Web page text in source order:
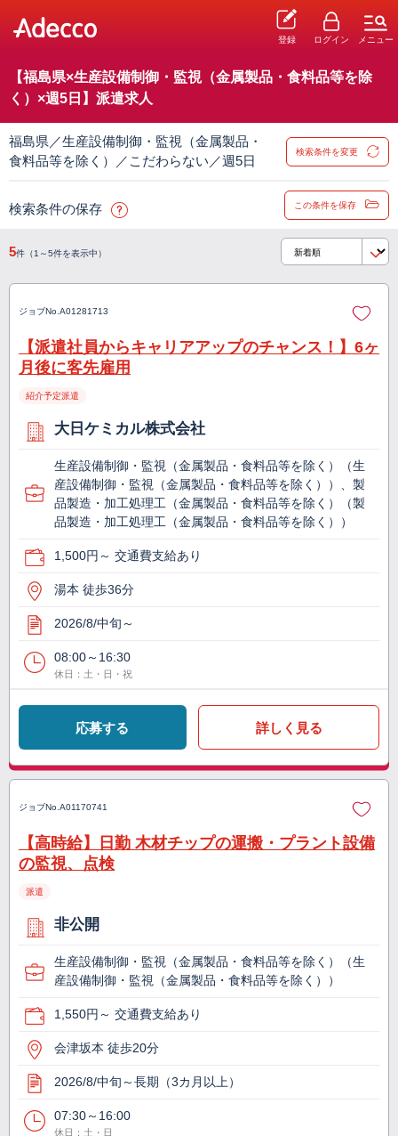
登録 ログイン メニュー
【福島県×生産設備制御・監視（金属製品・食料品等を除
く）×週5日】派遣求人
福島県／生産設備制御・監視（金属製品・
食料品等を除く）／こだわらない／週5日
検索条件を変更
検索条件の保存 この条件を保存
5件（1～5件を表示中）
ジョブNo. A01281713
【派遣社員からキャリアアップのチャンス！】6ヶ
月後に客先雇用
紹介予定派遣
大日ケミカル株式会社
生産設備制御・監視（金属製品・食料品等を除く）（生
産設備制御・監視（金属製品・食料品等を除く））、製
品製造・加工処理工（金属製品・食料品等を除く）（製
品製造・加工処理工（金属製品・食料品等を除く））
1,500円～ 交通費支給あり
湯本 徒歩36分
2026/8/中旬～
08:00～16:30
休日：土・日・祝
応募する 詳しく見る
ジョブNo. A01170741
【高時給】日勤 木材チップの運搬・プラント設備
の監視、点検
派遣
非公開
生産設備制御・監視（金属製品・食料品等を除く）（生
産設備制御・監視（金属製品・食料品等を除く））
1,550円～ 交通費支給あり
会津坂本 徒歩20分
2026/8/中旬～長期（3カ月以上）
07:30～16:00
休日：土・日